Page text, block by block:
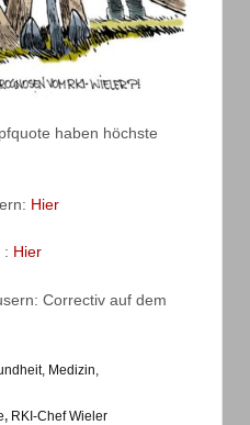
haben höchste
Hier
: Hier
Correctiv auf dem
Medizin,
, RKI-Chef Wieler